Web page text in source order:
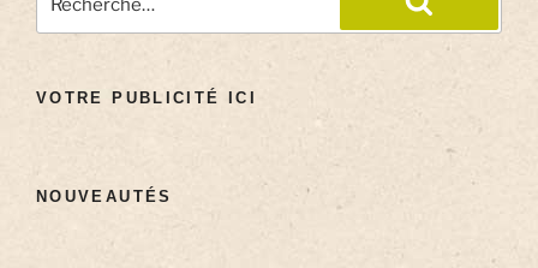
VOTRE PUBLICITÉ ICI
NOUVEAUTÉS